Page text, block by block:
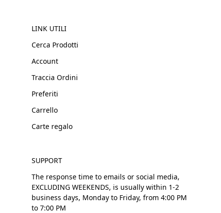
LINK UTILI
Cerca Prodotti
Account
Traccia Ordini
Preferiti
Carrello
Carte regalo
SUPPORT
The response time to emails or social media,
EXCLUDING WEEKENDS, is usually within 1-2
business days, Monday to Friday, from 4:00 PM
to 7:00 PM